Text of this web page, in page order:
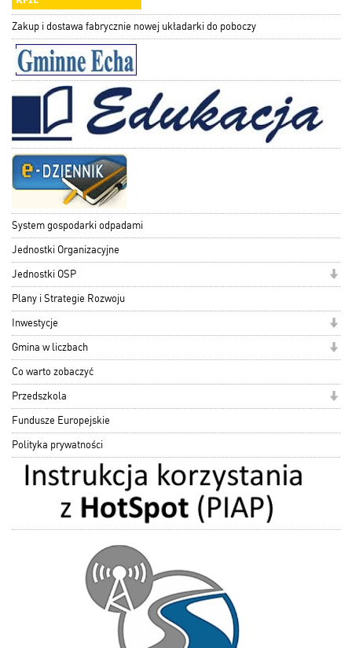
Zakup i dostawa fabrycznie nowej układarki do poboczy
System gospodarki odpadami
Jednostki Organizacyjne
Jednostki OSP
Plany i Strategie Rozwoju
Inwestycje
Gmina w liczbach
Co warto zobaczyć
Przedszkola
Fundusze Europejskie
Polityka prywatności